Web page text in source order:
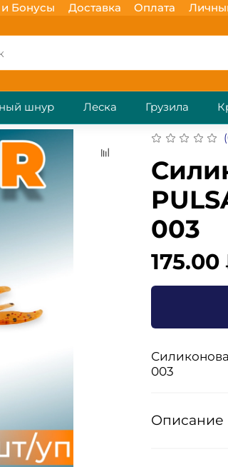
Бонусы Доставка Оплата
шнур Леска Грузила
003
175.00
003
Описание